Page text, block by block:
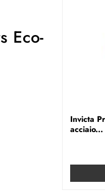
Eco-
Invicta
acciaio...